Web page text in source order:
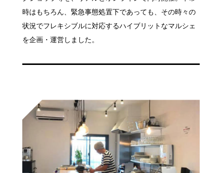
時はもちろん、緊急事態処置下であっても、その時々の
状況でフレキシブルに対応するハイブリットなマルシェ
を企画・運営しました。